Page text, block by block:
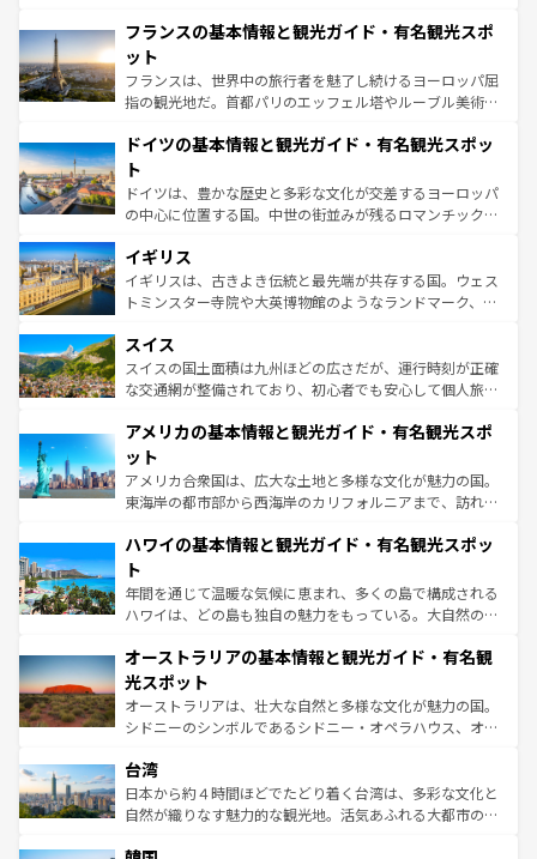
なお、新着のイタリア情報はコンテンツ一覧を参照してほ
しい。
文化が根付くこの国では、情熱的なフラメンコ、熱気あふ
れる闘牛、そして美味しいタパスが生活の一部となってい
る。首都マドリードの洗練された雰囲気や、バルセロナの
アートに溢れた街角から、地方では古代ローマ遺跡や中世
せる。地方によって風土や気候が異なるスペインはその個
ンテンツ一覧 を参照してほしい。
フランスの基本情報と観光ガイド・有名観光スポ
ット
フランスは、世界中の旅行者を魅了し続けるヨーロッパ屈
指の観光地だ。首都パリのエッフェル塔やルーブル美術館
で、幅広い魅力が詰まっている。華麗な宮殿、歴史的な大
聖堂、美しいビーチ、そして豊かな自然が、訪れる者を心
から魅了する。また、フランスは美食の国としても知ら
れ、フランス料理はユネスコ無形文化遺産にも登録されて
香り高いラベンダー畑など、多彩な楽しみ方が可能だ。さ
らに、パリ以外の地域にも魅力が溢れており、どの街角に
も豊かな歴史と文化が息づいている。パリ以外の個性あふ
を参照してほしい。
ドイツの基本情報と観光ガイド・有名観光スポッ
ト
ドイツは、豊かな歴史と多彩な文化が交差するヨーロッパ
の中心に位置する国。中世の街並みが残るロマンチック街
顔を持つこの国は、どこを歩いても飽きることがない。ベ
ルリンの文化的活気、バイエルン州のアルプスの絶景、そ
してライン川沿いのワイン畑といった風景は必見。ビール
は、お酒好きな人にはぜひ体験してほしい。 なお、新着の
ドイツ情報はコンテンツ一覧を参照してほしい。
イギリス
イギリスは、古きよき伝統と最先端が共存する国。ウェス
トミンスター寺院や大英博物館のようなランドマーク、歴
リアごとに異なる魅力がある。また、優雅なアフタヌーン
ティー、ビール好きにはたまらない英国パブ、サッカー観
戦など、本場だからこそできる体験も豊富。イギリスを旅
ンツ一覧を参照してほしい。
スイス
スイスの国土面積は九州ほどの広さだが、運行時刻が正確
な交通網が整備されており、初心者でも安心して個人旅行
の建物がそのまま残る町や、スイスならではのユニークな
博物館もあり、アルプス観光だけでなく町歩きも満喫する
ことができる。国民の所得が高いため物価も高いが、旅行
者向けの交通パス提供のサービスもあり、うまく活用すれ
着のスイス情報はコンテンツ一覧を参照してほしい。
アメリカの基本情報と観光ガイド・有名観光スポ
ット
アメリカ合衆国は、広大な土地と多様な文化が魅力の国。
東海岸の都市部から西海岸のカリフォルニアまで、訪れる
のような巨大都市は、観光、ショッピング、エンターテイ
ンメントが詰まった刺激的なスポットだ。一方、アメリカ
西部には大自然が広がり、グランドキャニオンやイエロー
ストーン国立公園といった絶景が堪能できる。さらに、南
文化が魅力。旅行者はアメリカの各地域で異なる魅力を楽
しみながら、その多様性と豊かな歴史を感じることができ
るだろう。車でのロードトリップや列車の旅も、アメリカ
ならではの贅沢な旅のスタイルだ。 なお、新着のアメリカ
情報は コンテンツ一覧 を参照してほしい。
ハワイの基本情報と観光ガイド・有名観光スポッ
ト
年間を通じて温暖な気候に恵まれ、多くの島で構成される
ハワイは、どの島も独自の魅力をもっている。大自然の神
ワイ島は見逃せない。また、定番の観光地といえばオアフ
島だが、静かな自然を求めるならマウイ島やカウアイ島が
おすすめ。エメラルドグリーンに輝く海をはじめ、豊かな
文化や歴史が息づいている。「アロハスピリット」と呼ば
人々、おいしいローカルフードやハワイアンミュージッ
ク、伝統的なフラダンスなど、すべてがハワイの魅力を彩
っている。訪れるたびに新しい発見と感動が待っているハ
はコンテンツ一覧
オーストラリアの基本情報と観光ガイド・有名観
光スポット
オーストラリアは、壮大な自然と多様な文化が魅力の国。
シドニーのシンボルであるシドニー・オペラハウス、オー
リアリーフや大陸中央部にそびえるウルル（エアーズロッ
ク）、タスマニアの美しい原生林やケアンズの熱帯雨林な
ど、見どころがたくさん。また、カフェやワイン、オージ
台湾
日本から約４時間ほどでたどり着く台湾は、多彩な文化と
自然が織りなす魅力的な観光地。活気あふれる大都市の台